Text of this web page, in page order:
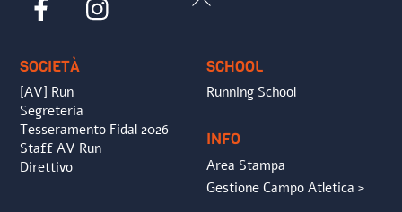
SOCIETÀ
[AV] Run
Segreteria
Tesseramento Fidal 2026
Staff AV Run
Direttivo
SCHOOL
Running School
INFO
Area Stampa
Gestione Campo Atletica >